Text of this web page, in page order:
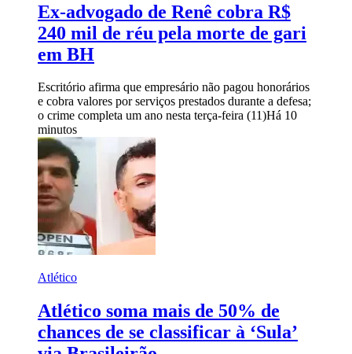
Ex-advogado de Renê cobra R$
240 mil de réu pela morte de gari
em BH
Escritório afirma que empresário não pagou honorários
e cobra valores por serviços prestados durante a defesa;
o crime completa um ano nesta terça-feira (11)Há 10
minutos
Atlético
Atlético soma mais de 50% de
chances de se classificar à ‘Sula’